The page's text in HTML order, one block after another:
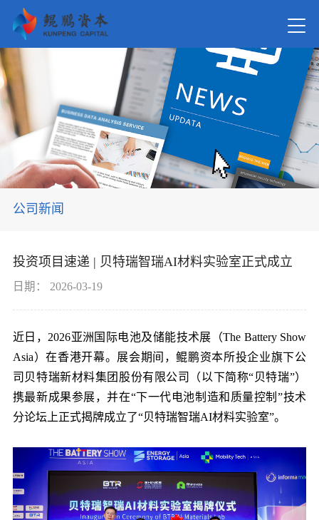
关于我
新闻资
党的建
联系我
公司新闻
投资项目速递 | 贝特瑞智瑞AI材料实验室正式成立
日期： 2026-03-19
近日，2026亚洲国际电池及储能技术展（The Battery Show
Asia）在香港开幕。展会期间，鲲鹏资本所投企业旗下公
司贝特瑞新材料集团股份有限公司（以下简称“贝特瑞”）
携最新成果参展，并在“下一代电池制造和质量控制”技术
分论坛上正式揭牌成立了“贝特瑞智瑞AI材料实验室”。